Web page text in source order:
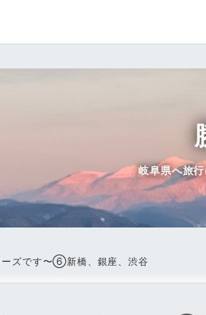
岐阜県へ旅
ーズです〜⑥新橋、銀座、渋谷